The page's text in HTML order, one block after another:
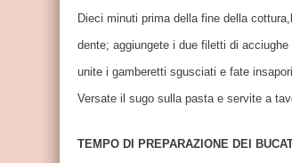
Dieci minuti prima della fine della
dente; aggiungete i due filetti di
unite i gamberetti sgusciati e fate
Versate il sugo sulla pasta e servite a
TEMPO DI PREPARAZIONE DEI